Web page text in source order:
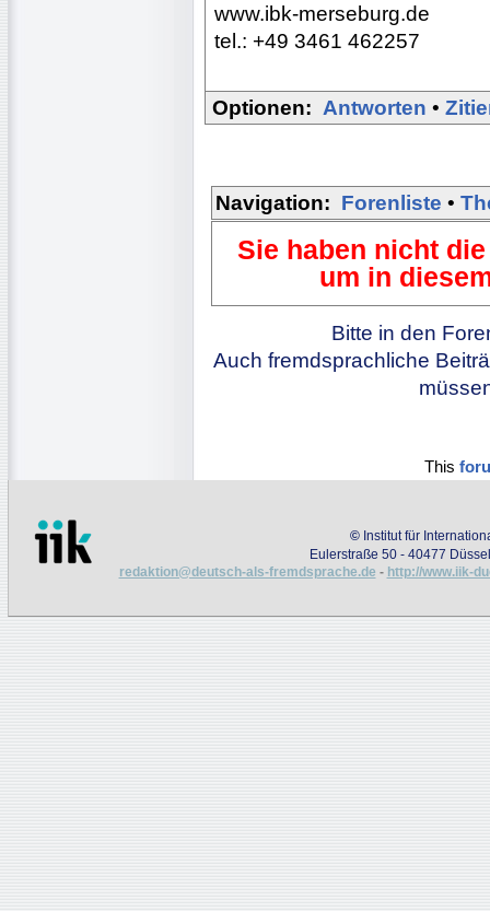
www.ibk-merseburg.de
tel.: +49 3461 462257
Optionen: Antworten •
Navigation: Forenliste •
Sie haben nicht
um in
Bitte in den
Auch fremdsprachliche
This
© Institut für
Eulerstraße 50 - 40477
redaktion@deutsch-als-fremdsprache.de - http://www.iik-